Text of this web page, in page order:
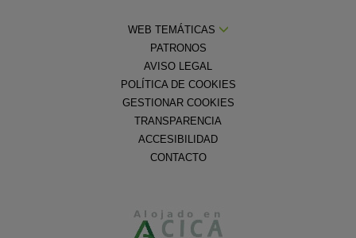
WEB TEMÁTICAS
PATRONOS
AVISO LEGAL
POLÍTICA DE COOKIES
GESTIONAR COOKIES
TRANSPARENCIA
ACCESIBILIDAD
CONTACTO